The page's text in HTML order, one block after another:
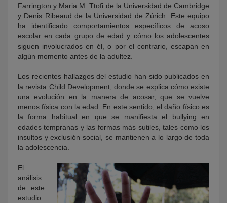
Farrington y Maria M. Ttofi de la Universidad de Cambridge
y Denis Ribeaud de la Universidad de Zúrich. Este equipo
ha identificado comportamientos específicos de acoso
escolar en cada grupo de edad y cómo los adolescentes
siguen involucrados en él, o por el contrario, escapan en
algún momento antes de la adultez.
Los recientes hallazgos del estudio han sido publicados en
la revista Child Development, donde se explica cómo existe
una evolución en la manera de acosar, que se vuelve
menos física con la edad. En este sentido, el daño físico es
la forma habitual en que se manifiesta el bullying en
edades tempranas y las formas más sutiles, tales como los
insultos y exclusión social, se mantienen a lo largo de toda
la adolescencia.
El
análisis
de este
estudio